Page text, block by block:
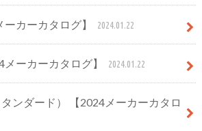
カーカタログ】 2024.01.22
ーカーカタログ】 2024.01.22
ンダード） 【2024メーカーカタロ